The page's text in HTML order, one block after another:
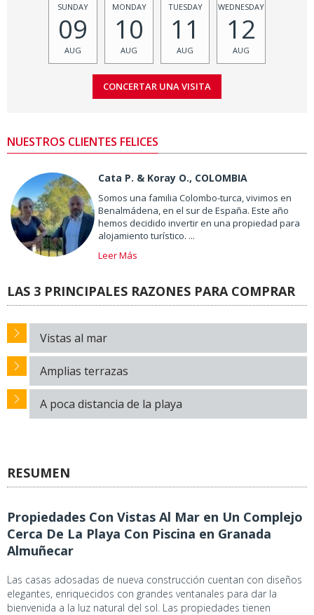
SUNDAY
09
AUG
MONDAY
10
AUG
TUESDAY
11
AUG
WEDNESDAY
12
AUG
NUESTROS CLIENTES FELICES
Cata P. & Koray O., COLOMBIA
Somos una familia Colombo-turca, vivimos en
Benalmádena, en el sur de España. Este año
hemos decidido invertir en una propiedad para
alojamiento turístico. ...
Leer Más
LAS 3 PRINCIPALES RAZONES PARA COMPRAR
Vistas al mar
Amplias terrazas
A poca distancia de la playa
RESUMEN
Propiedades Con Vistas Al Mar en Un Complejo
Cerca De La Playa Con Piscina en Granada
Almuñecar
Las casas adosadas de nueva construcción cuentan con diseños
elegantes, enriquecidos con grandes ventanales para dar la
bienvenida a la luz natural del sol. Las propiedades tienen